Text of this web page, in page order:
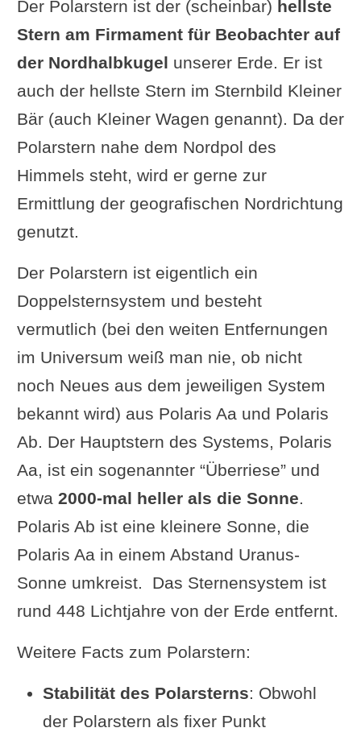
Der Polarstern ist der (scheinbar) hellste
Stern am Firmament für Beobachter auf
der Nordhalbkugel unserer Erde. Er ist
auch der hellste Stern im Sternbild Kleiner
Bär (auch Kleiner Wagen genannt). Da der
Polarstern nahe dem Nordpol des
Himmels steht, wird er gerne zur
Ermittlung der geografischen Nordrichtung
genutzt.
Der Polarstern ist eigentlich ein
Doppelsternsystem und besteht
vermutlich (bei den weiten Entfernungen
im Universum weiß man nie, ob nicht
noch Neues aus dem jeweiligen System
bekannt wird) aus Polaris Aa und Polaris
Ab. Der Hauptstern des Systems, Polaris
Aa, ist ein sogenannter “Überriese” und
etwa2000-mal heller als die Sonne.
Polaris Ab ist eine kleinere Sonne, die
Polaris Aa in einem Abstand Uranus-
Sonne umkreist. Das Sternensystem ist
rund 448 Lichtjahre von der Erde entfernt.
Weitere Facts zum Polarstern:
Stabilität des Polarsterns: Obwohl
der Polarstern als fixer Punkt